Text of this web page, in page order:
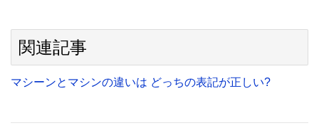
関連記事
マシーンとマシンの違いは どっちの表記が正しい?